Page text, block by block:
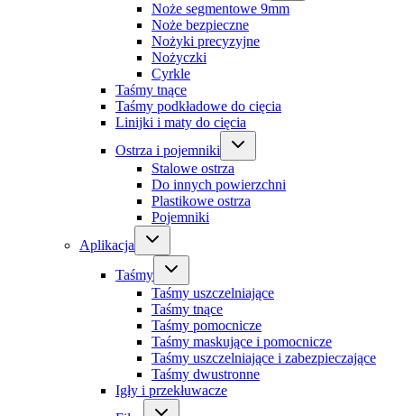
Noże segmentowe 9mm
Noże bezpieczne
Nożyki precyzyjne
Nożyczki
Cyrkle
Taśmy tnące
Taśmy podkładowe do cięcia
Linijki i maty do cięcia
Ostrza i pojemniki
Stalowe ostrza
Do innych powierzchni
Plastikowe ostrza
Pojemniki
Aplikacja
Taśmy
Taśmy uszczelniające
Taśmy tnące
Taśmy pomocnicze
Taśmy maskujące i pomocnicze
Taśmy uszczelniające i zabezpieczające
Taśmy dwustronne
Igły i przekłuwacze